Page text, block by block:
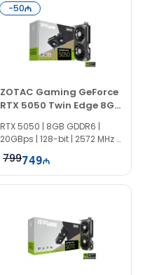
-50
ZOTAC Gaming GeForce
RTX 5050 Twin Edge 8GB
ZT-B50500E-10M
RTX 5050 | 8GB GDDR6 |
20GBps | 128-bit | 2572 MHz |
550W
799749